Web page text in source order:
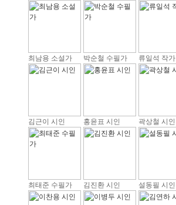
최남용 소설가 박순철 수필가 류일석 작가
김근이 시인 홍윤표 시인 곽상철 시인
최태준 수필가 김진환 시인 설동필 시인